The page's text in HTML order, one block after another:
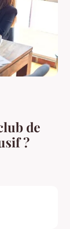
de
?